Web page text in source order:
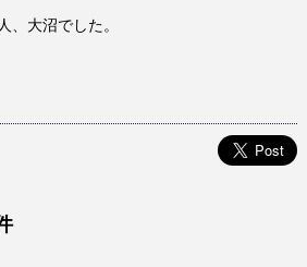
、大沼でした。